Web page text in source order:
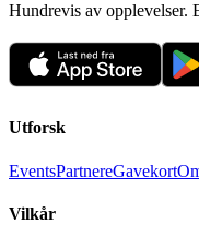
Hundrevis av opplevelser.
Utforsk
EventsPartnereGavekort
Vilkår